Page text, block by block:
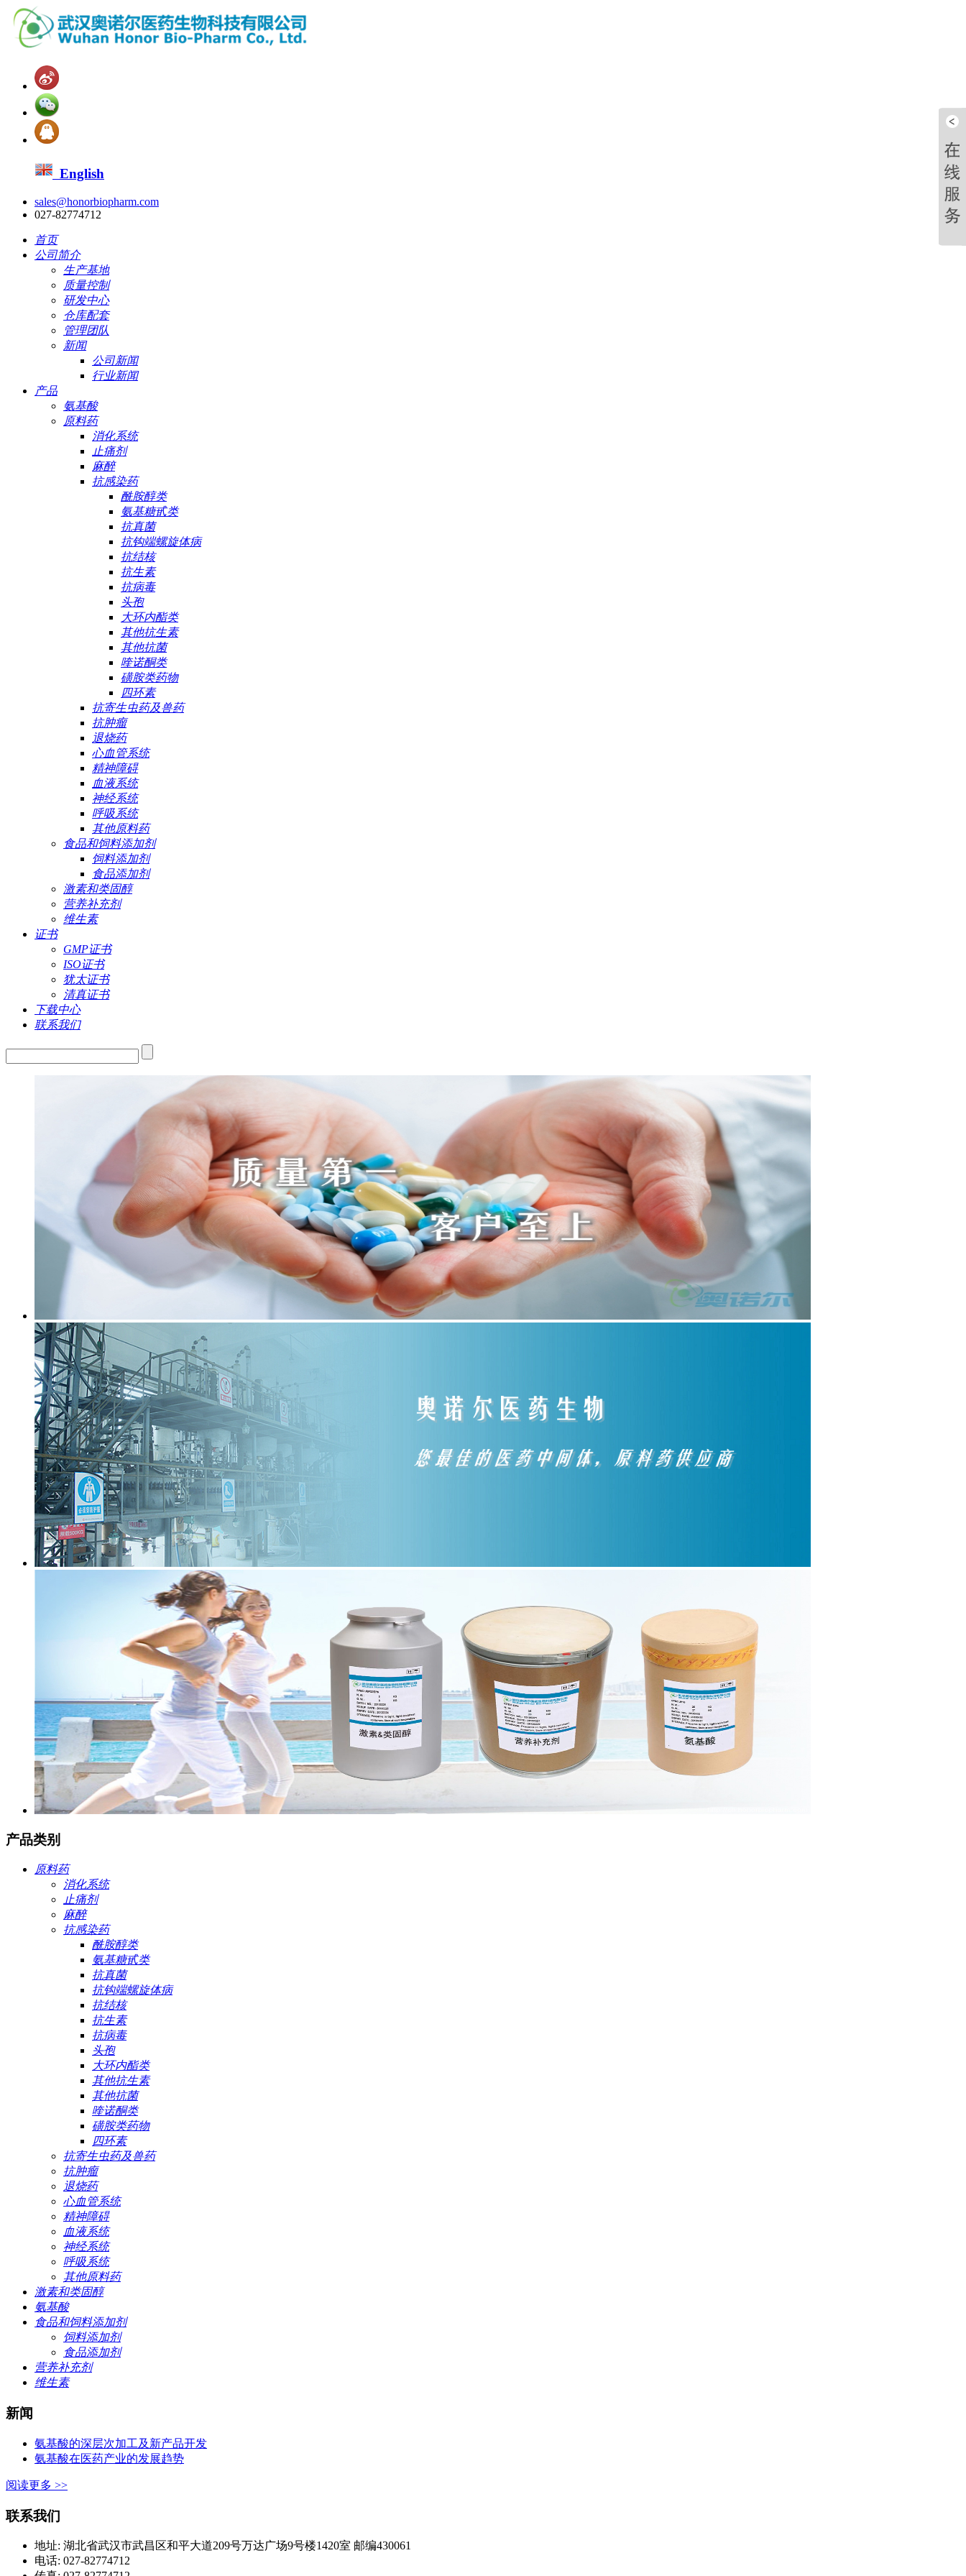
English
sales@honorbiopharm.com
027-82774712
首页
公司简介
生产基地
质量控制
研发中心
仓库配套
管理团队
新闻
公司新闻
行业新闻
产品
氨基酸
原料药
消化系统
止痛剂
麻醉
抗感染药
酰胺醇类
氨基糖甙类
抗真菌
抗钩端螺旋体病
抗结核
抗生素
抗病毒
头孢
大环内酯类
其他抗生素
其他抗菌
喹诺酮类
磺胺类药物
四环素
抗寄生虫药及兽药
抗肿瘤
退烧药
心血管系统
精神障碍
血液系统
神经系统
呼吸系统
其他原料药
食品和饲料添加剂
饲料添加剂
食品添加剂
激素和类固醇
营养补充剂
维生素
证书
GMP证书
ISO证书
犹太证书
清真证书
下载中心
联系我们
产品类别
原料药
消化系统
止痛剂
麻醉
抗感染药
酰胺醇类
氨基糖甙类
抗真菌
抗钩端螺旋体病
抗结核
抗生素
抗病毒
头孢
大环内酯类
其他抗生素
其他抗菌
喹诺酮类
磺胺类药物
四环素
抗寄生虫药及兽药
抗肿瘤
退烧药
心血管系统
精神障碍
血液系统
神经系统
呼吸系统
其他原料药
激素和类固醇
氨基酸
食品和饲料添加剂
饲料添加剂
食品添加剂
营养补充剂
维生素
新闻
氨基酸的深层次加工及新产品开发
氨基酸在医药产业的发展趋势
阅读更多 >>
联系我们
地址: 湖北省武汉市武昌区和平大道209号万达广场9号楼1420室 邮编430061
电话: 027-82774712